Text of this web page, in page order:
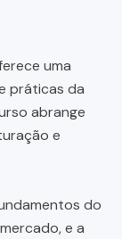
uma
práticas da
abrange
e
do
e a